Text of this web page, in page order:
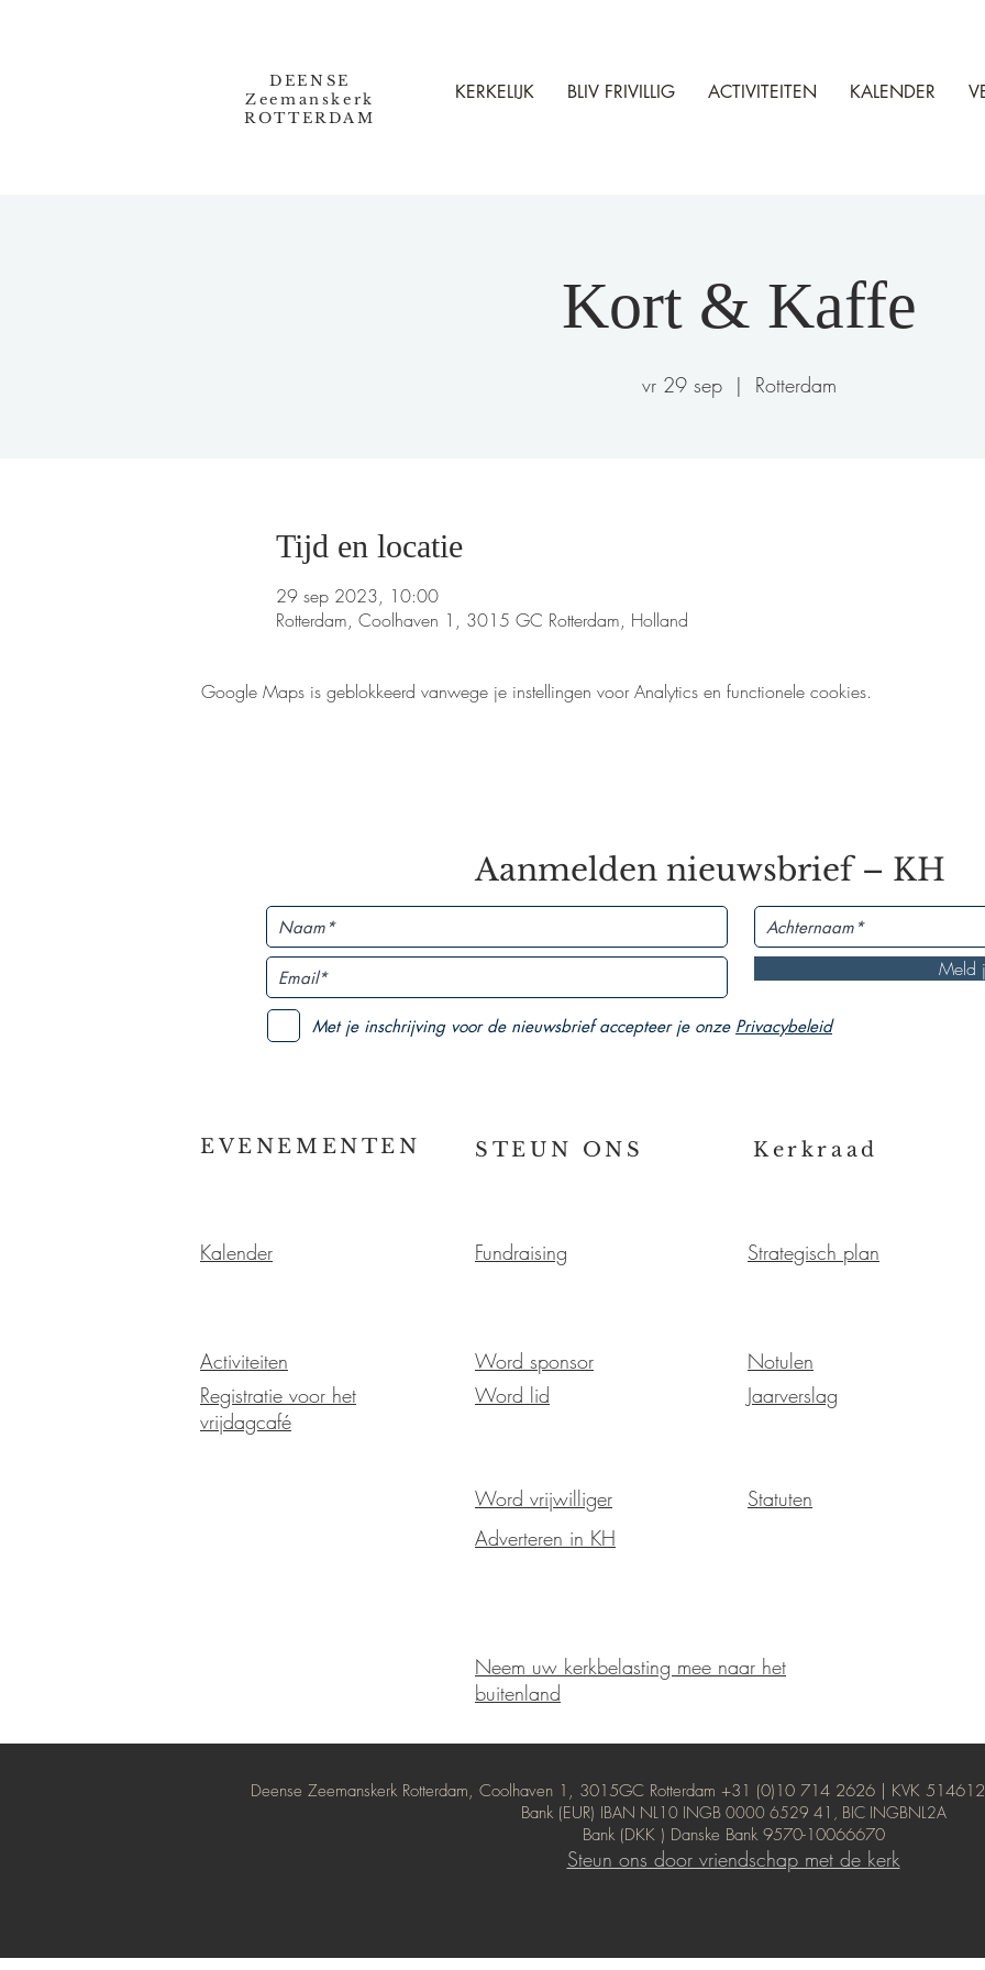
DEENSE
Zeemanskerk
ROTTERDAM
KERKELIJK BLIV FRIVILLIG ACTIVITEITEN KALENDER
Kort & Kaffe
vr 29 sep
  |
Rotterdam
Tijd en locatie
29 sep 2023, 10:00
Rotterdam, Coolhaven 1, 3015 GC Rotterdam, Holland
Google Maps is geblokkeerd vanwege je instellingen voor Analytics en functionele cookies.
Aanmelden nieuwsbrief – KH
Meld
Met je inschrijving voor de nieuwsbrief accepteer je onze Privacybeleid
EVENEMENTEN STEUN ONS Kerkraad
Kalender
Activiteiten
Registratie voor het
vrijdagcafé
Fundraising
Word sponsor
Word lid
Strategisch plan
Notulen
Jaarverslag
Word vrijwilliger
Statuten
Adverteren in KH
Neem uw kerkbelasting mee naar het
buitenland
Deense Zeemanskerk Rotterdam, Coolhaven 1, 3015GC Rotterdam +31 (0)10 714 2626 | KVK
Bank (EUR) IBAN NL10 INGB 0000 6529 41, BIC INGBNL2A
Bank (DKK ) Danske Bank 9570-10066670
Steun ons door vriendschap met de kerk